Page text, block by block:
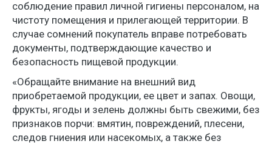
соблюдение правил личной гигиены персоналом, на
чистоту помещения и прилегающей территории. В
случае сомнений покупатель вправе потребовать
документы, подтверждающие качество и
безопасность пищевой продукции.
«Обращайте внимание на внешний вид
приобретаемой продукции, ее цвет и запах. Овощи,
фрукты, ягоды и зелень должны быть свежими, без
признаков порчи: вмятин, повреждений, плесени,
следов гниения или насекомых, а также без